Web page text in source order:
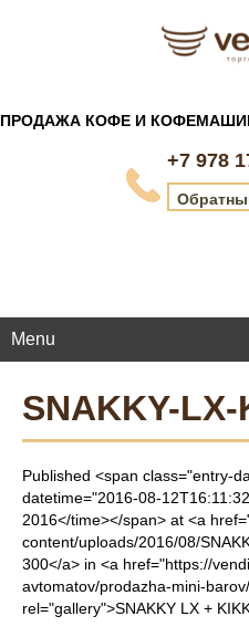
ПРОДАЖА КОФЕ И
+7 978
Menu
SNAKKY-
Published <span class="entry-
datetime="2016-08-
2016</time></span> at <a
content/uploads/2016/08/
300</a> in <a href="https://
avtomatov/prodazha-mini-
rel="gallery">SNAKKY LX +